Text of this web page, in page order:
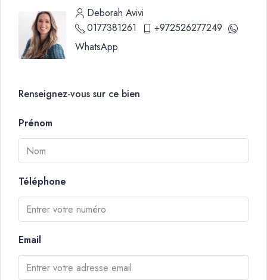
Deborah Avivi
0177381261
+972526277249
WhatsApp
Renseignez-vous sur ce bien
Prénom
Téléphone
Email